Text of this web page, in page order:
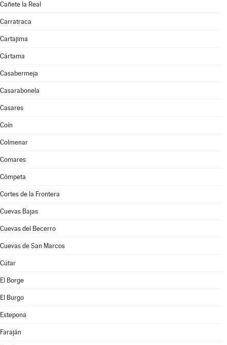
Cañete la Real
Carratraca
Cartajima
Cártama
Casabermeja
Casarabonela
Casares
Coín
Colmenar
Comares
Cómpeta
Cortes de la Frontera
Cuevas Bajas
Cuevas del Becerro
Cuevas de San Marcos
Cútar
El Borge
El Burgo
Estepona
Faraján